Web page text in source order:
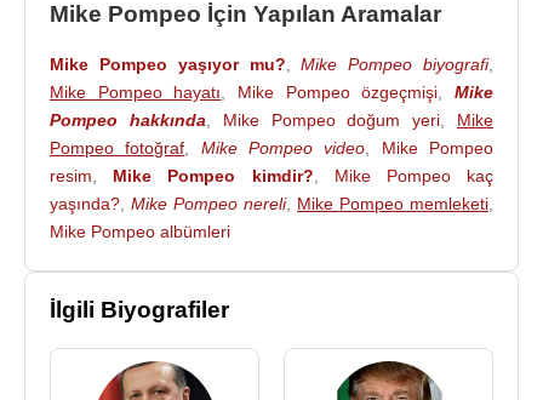
İranile yapılan nükleer anlaşmaya karşı çıkan
günü Twitter'daTürkiye 'yi "totaliter İslamcı
diktatörlük" olarak tanımlamıştı. "
Recep Tayyip
Erdoğan
hükümetinin anca
yönetimi kadar
demokratik olduğu" ifadelerini de kullanan Pompeo
daha sonra bu Tweet'ini silmiş ve Twitter hesabını
da kapatmıştı.
Mike Pompeo,2017yılında yaptığı bir
konuşmasındaWikiLeaks
korkak olarak tanımlamıştır.
Mike Pompeo İçin Yapılan Aramalar
Mike Pompeo yaşıyor mu? ,Mike Pompeo biyografi,
Mike Pompeo hayatı
Mike Pompeo özgeçmişi ,Mike
Pompeo hakkında
Mike Pompeo doğum yeri
Mike
Pompeo fotoğraf
Mike Pompeo video
Mike Pompeo
resim
Mike Pompeo kimdir?
Mike Pompeo kaç
yaşında? Mike Pompeo nereli, Mike Pompeo memleketi
Mike Pompeo albümleri
İlgili Biyografiler